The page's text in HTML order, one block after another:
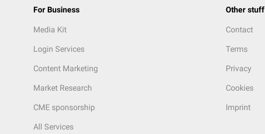
For Business
Media Kit
Login Services
Content Marketing
Market Research
CME sponsorship
All Services
Other stuff
Contact
Terms
Privacy
Cookies
Imprint